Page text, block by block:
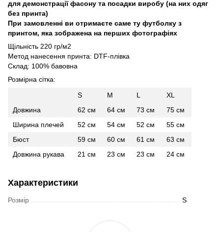
для демонстрації фасону та посадки виробу (на них одяг
без принта)
При замовленні ви отримаєте саме ту футболку з
принтом, яка зображена на перших фотографіях
Щільність 220 гр/м2
Метод нанесення принта: DTF-плівка
Склад: 100% бавовна
Розмірна сітка:
S
M L
XL
Довжина
62 см 64 см 73 см
75 см
Ширина плечей
52 см 54 см 52 см
55 см
Бюст
59 см 60 см 61 см
63 см
Довжина рукава
21 см 23 см 23 см 24 см
Характеристики
Розмір S